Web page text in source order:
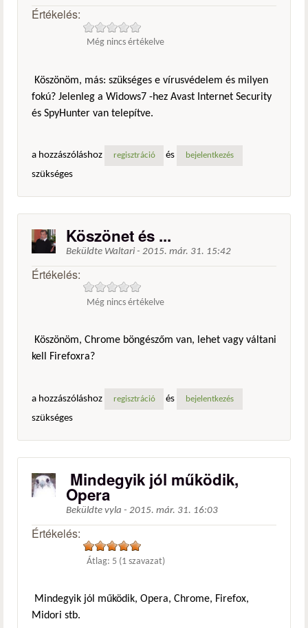
Értékelés:
Még nincs értékelve
Köszönöm, más: szükséges e vírusvédelem és milyen
fokú? Jelenleg a Widows7 -hez Avast Internet Security
és SpyHunter van telepítve.
a hozzászóláshoz regisztráció és bejelentkezés
szükséges
Köszönet és ...
Beküldte Waltari - 2015. már. 31. 15:42
Értékelés:
Még nincs értékelve
Köszönöm, Chrome böngészőm van, lehet vagy váltani
kell Firefoxra?
a hozzászóláshoz regisztráció és bejelentkezés
szükséges
Mindegyik jól működik,
Opera
Beküldte vyla - 2015. már. 31. 16:03
Értékelés:
Átlag: 5 (1 szavazat)
Mindegyik jól működik, Opera, Chrome, Firefox,
Midori stb.